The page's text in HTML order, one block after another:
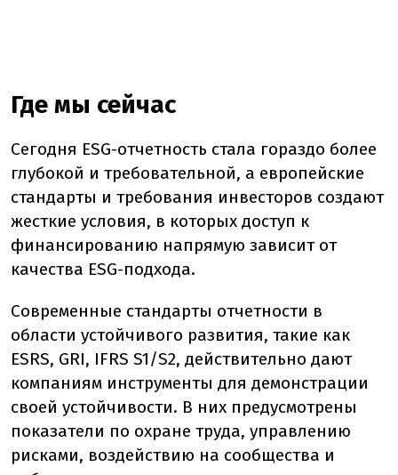
Где мы сейчас
Сегодня ESG-отчетность стала гораздо более
глубокой и требовательной, а европейские
стандарты и требования инвесторов создают
жесткие условия, в которых доступ к
финансированию напрямую зависит от
качества ESG-подхода.
Современные стандарты отчетности в
области устойчивого развития, такие как
ESRS, GRI, IFRS S1/S2, действительно дают
компаниям инструменты для демонстрации
своей устойчивости. В них предусмотрены
показатели по охране труда, управлению
рисками, воздействию на сообщества и